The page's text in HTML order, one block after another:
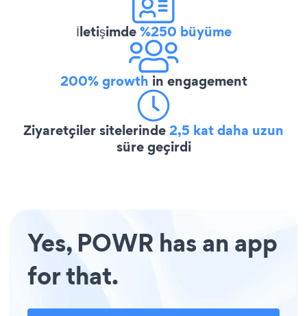
İletişimde%250 büyüme
200% growth in engagement
Ziyaretçiler sitelerinde2,5 kat daha uzun
süre geçirdi
Yes, POWR has an app
for that.